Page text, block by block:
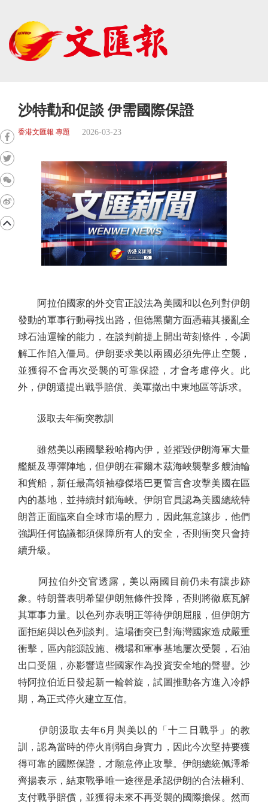
沙特勸和促談 伊需國際保證
香港文匯報 專題 2026-03-23
阿拉伯國家的外交官正設法為美國和以色列對伊朗
發動的軍事行動尋找出路，但德黑蘭方面憑藉其擾亂全
球石油運輸的能力，在談判前提上開出苛刻條件，令調
解工作陷入僵局。伊朗要求美以兩國必須先停止空襲，
並獲得不會再次受襲的可靠保證，才會考慮停火。此
外，伊朗還提出戰爭賠償、美軍撤出中東地區等訴求。
汲取去年衝突教訓
雖然美以兩國擊殺哈梅內伊，並摧毀伊朗海軍大量
艦艇及導彈陣地，但伊朗在霍爾木茲海峽襲擊多艘油輪
和貨船，新任最高領袖穆傑塔巴更誓言會攻擊美國在區
內的基地，並持續封鎖海峽。伊朗官員認為美國總統特
朗普正面臨來自全球市場的壓力，因此無意讓步，他們
強調任何協議都須保障所有人的安全，否則衝突只會持
續升級。
阿拉伯外交官透露，美以兩國目前仍未有讓步跡
象。特朗普表明希望伊朗無條件投降，否則將徹底瓦解
其軍事力量。以色列亦表明正等待伊朗屈服，但伊朗方
面拒絕與以色列談判。這場衝突已對海灣國家造成嚴重
衝擊，區內能源設施、機場和軍事基地屢次受襲，石油
出口受阻，亦影響這些國家作為投資安全地的聲譽。沙
特阿拉伯近日發起新一輪斡旋，試圖推動各方進入冷靜
期，為正式停火建立互信。
伊朗汲取去年6月與美以的「十二日戰爭」的教
訓，認為當時的停火削弱自身實力，因此今次堅持要獲
得可靠的國際保證，才願意停止攻擊。伊朗總統佩澤希
齊揚表示，結束戰爭唯一途徑是承認伊朗的合法權利、
支付戰爭賠償，並獲得未來不再受襲的國際擔保。然而